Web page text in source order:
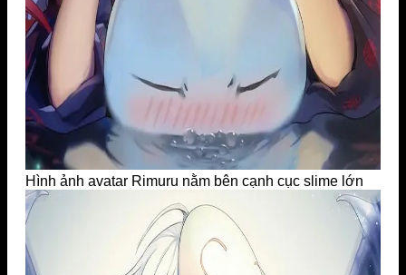
Hình ảnh avatar Rimuru nằm bên cạnh cục slime lớn